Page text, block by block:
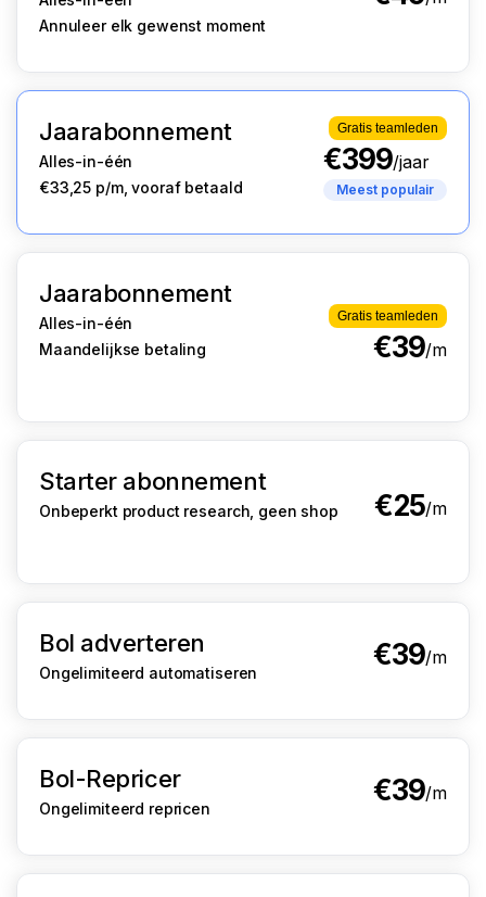
Annuleer elk gewenst moment
Jaarabonnement
Alles-in-één
€33,25 p/m, vooraf betaald
Gratis teamleden
€399/jaar
Meest populair
Jaarabonnement
Alles-in-één
Maandelijkse betaling
Gratis teamleden
€39/m
Starter abonnement
Onbeperkt product research, geen shop €25/m
Bol adverteren
Ongelimiteerd automatiseren
€39/m
Bol-Repricer
Ongelimiteerd repricen
€39/m